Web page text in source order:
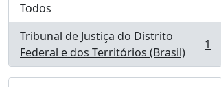
Todos
Tribunal de Justiça do Distrito
Federal e dos Territórios (Brasil)
, 1 resultados 1